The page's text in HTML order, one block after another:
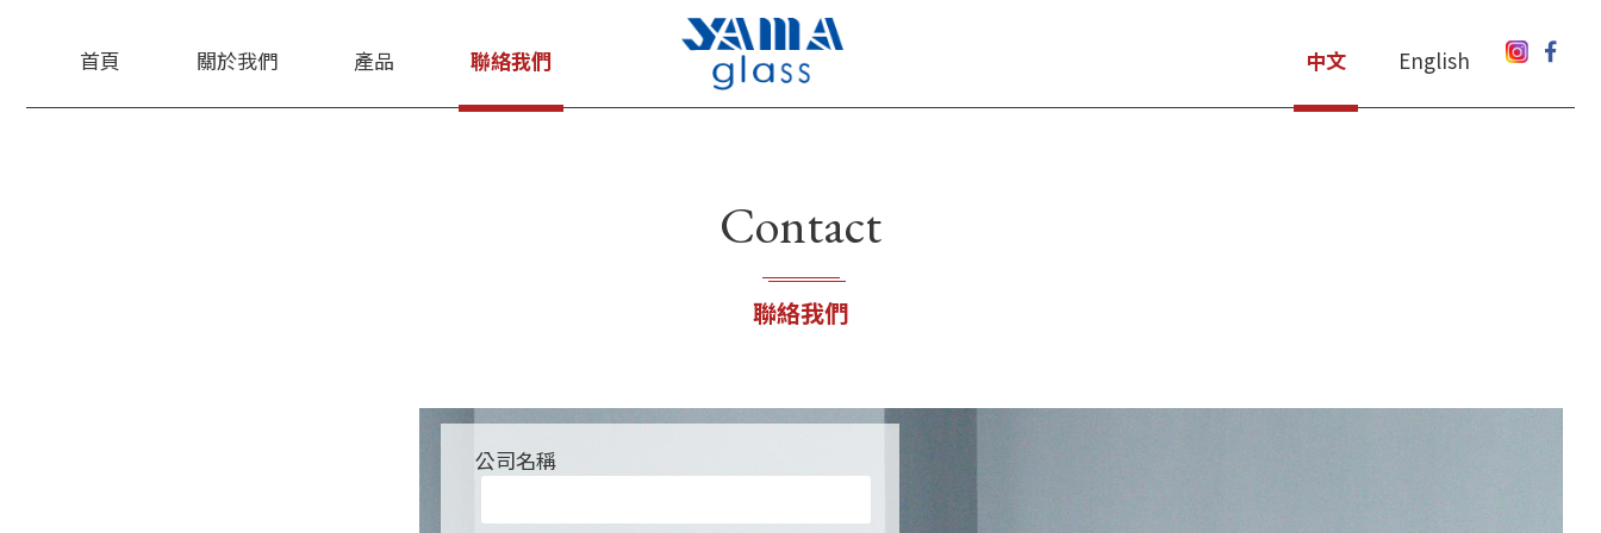
首頁 關於我們 產品 聯絡我們 中文 English
Contact
聯絡我們
公司名稱